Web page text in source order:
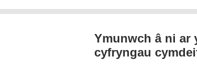
Ymunwch â ni ar
cyfryngau